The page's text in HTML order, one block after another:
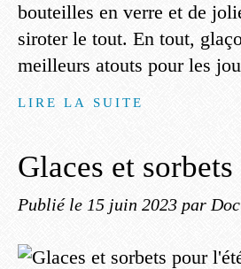
bouteilles en verre et de
siroter le tout. En tout,
meilleurs atouts pour les
LIRE LA SUITE
Glaces et
Publié le 15 juin 2023 par